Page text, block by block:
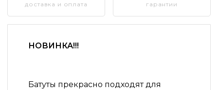
доставка и оплата гарантии
НОВИНКА!!!
Батуты прекрасно подходят для